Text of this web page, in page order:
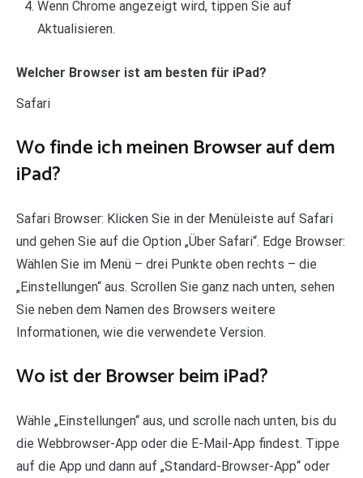
Wenn Chrome angezeigt wird, tippen Sie auf
Aktualisieren.
Welcher Browser ist am besten für iPad?
Safari
Wo finde ich meinen Browser auf dem
iPad?
Safari Browser: Klicken Sie in der Menüleiste auf Safari
und gehen Sie auf die Option „Über Safari“. Edge Browser:
Wählen Sie im Menü – drei Punkte oben rechts – die
„Einstellungen“ aus. Scrollen Sie ganz nach unten, sehen
Sie neben dem Namen des Browsers weitere
Informationen, wie die verwendete Version.
Wo ist der Browser beim iPad?
Wähle „Einstellungen“ aus, und scrolle nach unten, bis du
die Webbrowser-App oder die E-Mail-App findest. Tippe
auf die App und dann auf „Standard-Browser-App“ oder